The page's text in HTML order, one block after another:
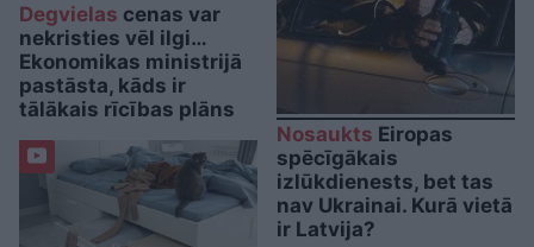
Degvielas cenas var
nekristies vēl ilgi…
Ekonomikas ministrijā
pastāsta, kāds ir
tālākais rīcības plāns
Nosaukts Eiropas
spēcīgākais
izlūkdienests, bet tas
nav Ukrainai. Kurā vietā
ir Latvija?